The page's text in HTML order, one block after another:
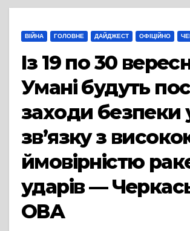
ВІЙНА ГОЛОВНЕ ДАЙДЖЕСТ ОФІЦІЙНО
Із 19 по 30
Умані будуть
заходи безпеки
зв’язку з
ймовірністю
ударів —
ОВА